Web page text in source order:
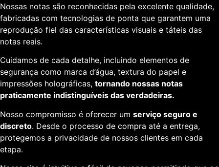
Nossas notas são reconhecidas pela excelente qualidade,
fabricadas com tecnologias de ponta que garantem uma
reprodução fiel das características visuais e táteis das
notas reais.
Cuidamos de cada detalhe, incluindo elementos de
segurança como marca d’água, textura do papel e
impressões holográficas, tornando nossas notas
praticamente indistinguíveis das verdadeiras.
Nosso compromisso é oferecer um serviço seguro e
discreto. Desde o processo de compra até a entrega,
protegemos a privacidade de nossos clientes em cada
etapa.